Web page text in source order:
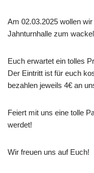
Am 02.03.2025 wollen
Jahnturnhalle zum
Euch erwartet ein tolles
Der Eintritt ist für euch
bezahlen jeweils 4€ an
Feiert mit uns eine tolle
werdet!
Wir freuen uns auf Euch!